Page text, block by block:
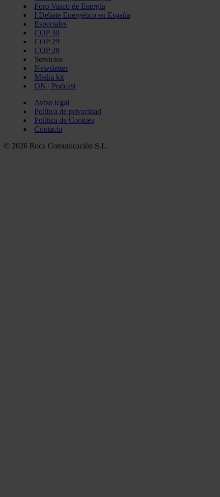
Foro Vasco de Energía
I Debate Energético en España
Especiales
COP 30
COP 29
COP 28
Servicios
Newsletter
Media kit
ON | Podcast
Aviso legal
Política de privacidad
Política de Cookies
Contacto
© 2026 Roca Comunicación S.L.